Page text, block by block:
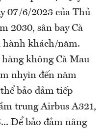
07/6/2023 của Thủ
2030, sân bay Cà
hành khách/năm.
không Cà Mau
nhyìn đến năm
bảo đảm tiếp
trung Airbus A321,
Để bảo đảm nâng